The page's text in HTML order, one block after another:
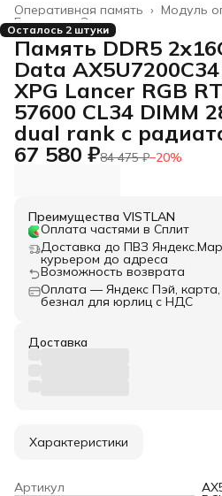
Модуль
Оперативная память ›
Электроника
Главная ›
Осталось 2 штуки
Память DDR5
Data
XPG Lancer RGB
57600 CL34 DIMM
dual rank с
67 580 ₽84 475 ₽−20%
Преимущества VISTLAN
Оплата частями в Сплит
Доставка до ПВЗ
курьером до адреса
Возможность возврата
Оплата — Яндекс Пэй,
безнал для юрлиц с НДС
Доставка
Характеристики
Артикул